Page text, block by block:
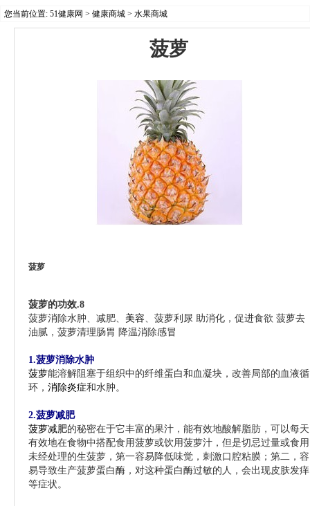
您当前位置: 51健康网 > 健康商城 > 水果商城
菠萝
菠萝
菠萝的功效.8
菠萝消除水肿、减肥、 美容、 菠萝利尿 助消化，促进食欲 菠萝去
油腻， 菠萝清理肠胃 降温消除感冒
1.菠萝消除水肿
菠萝能溶解阻塞于组织中的纤维蛋白和血凝块，改善局部的血液循
环， 消除炎症和水肿。
2.菠萝减肥
菠萝减肥的秘密在于它丰富的果汁，能有效地酸解脂肪，可以每天
有效地在食物中搭配食用菠萝或饮用菠萝汁，但是切忌过量或食用
未经处理的生菠萝，第一容易降低味觉，刺激口腔粘膜；第二，容
易导致生产菠萝蛋白酶，对这种蛋白酶过敏的人，会出现皮肤发痒
等症状。